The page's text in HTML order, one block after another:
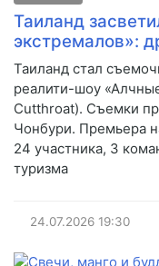
Таиланд
экстремалов»:
Таиланд стал
реалити-шоу
Cutthroat). Съемки
Чонбури. Премьера
24 участника, 3
туризма
24.07.2026 19:30